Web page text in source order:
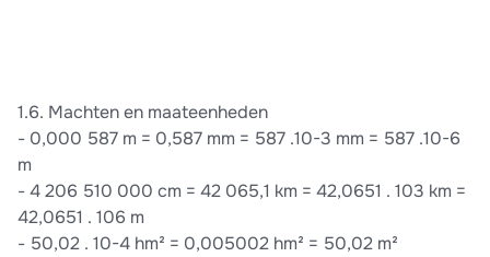
1.6. Machten en maateenheden
- 0,000 587 m = 0,587 mm = 587 .10-3 mm = 587 .10-6
m
- 4 206 510 000 cm = 42 065,1 km = 42,0651 . 103 km =
42,0651 . 106 m
- 50,02 . 10-4 hm² = 0,005002 hm² = 50,02 m²